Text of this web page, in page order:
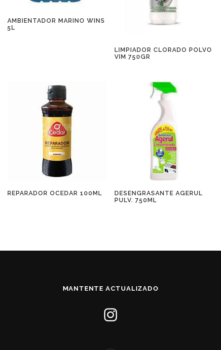
AMBIENTADOR MARINO WINS
5L
LIMPIADOR CLORADO POLVO
VIM 750GR
REPARADOR OCEDAR 100ML
DESENGRASANTE AGERUL
PULV. 750ML
MANTENTE ACTUALIZADO